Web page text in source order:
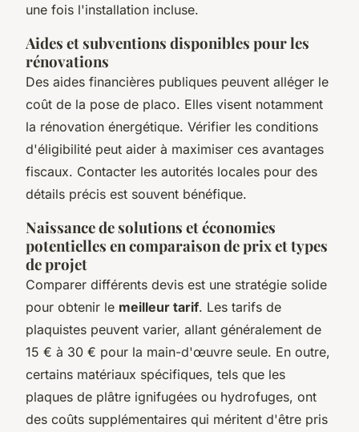
une fois l'installation incluse.
Aides et subventions disponibles pour les
rénovations
Des aides financières publiques peuvent alléger le
coût de la pose de placo. Elles visent notamment
la rénovation énergétique. Vérifier les conditions
d'éligibilité peut aider à maximiser ces avantages
fiscaux. Contacter les autorités locales pour des
détails précis est souvent bénéfique.
Naissance de solutions et économies
potentielles en comparaison de prix et types
de projet
Comparer différents devis est une stratégie solide
pour obtenir le meilleur tarif. Les tarifs de
plaquistes peuvent varier, allant généralement de
15 € à 30 € pour la main-d'œuvre seule. En outre,
certains matériaux spécifiques, tels que les
plaques de plâtre ignifugées ou hydrofuges, ont
des coûts supplémentaires qui méritent d'être pris